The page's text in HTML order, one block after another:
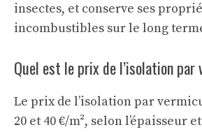
insectes, et conserve ses
incombustibles sur le long
Quel est le prix de l’isolation
Le prix de l’isolation par
20 et 40 €/m², selon l’épaisseur